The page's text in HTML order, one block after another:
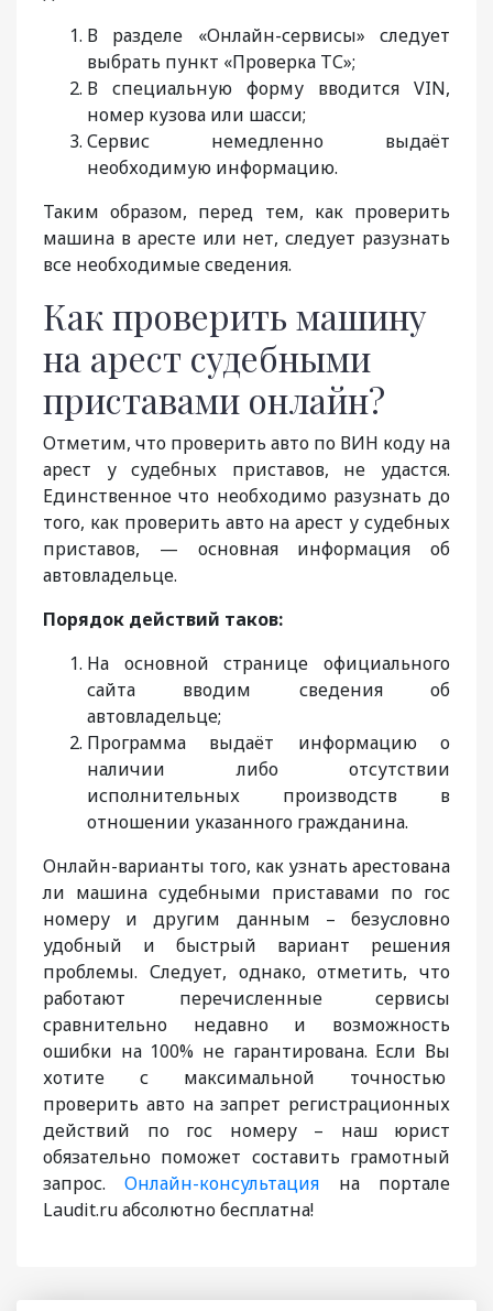
В разделе «Онлайн-сервисы» следует
выбрать пункт «Проверка ТС»;
В специальную форму вводится VIN,
номер кузова или шасси;
Сервис немедленно выдаёт
необходимую информацию.
Таким образом, перед тем, как проверить
машина в аресте или нет, следует разузнать
все необходимые сведения.
Как проверить машину
на арест судебными
приставами онлайн?
Отметим, что проверить авто по ВИН коду на
арест у судебных приставов, не удастся.
Единственное что необходимо разузнать до
того, как проверить авто на арест у судебных
приставов, — основная информация об
автовладельце.
Порядок действий таков:
На основной странице официального
сайта вводим сведения об
автовладельце;
Программа выдаёт информацию о
наличии либо отсутствии
исполнительных производств в
отношении указанного гражданина.
Онлайн-варианты того, как узнать арестована
ли машина судебными приставами по гос
номеру и другим данным – безусловно
удобный и быстрый вариант решения
проблемы. Следует, однако, отметить, что
работают перечисленные сервисы
сравнительно недавно и возможность
ошибки на 100% не гарантирована. Если Вы
хотите с максимальной точностью
проверить авто на запрет регистрационных
действий по гос номеру – наш юрист
обязательно поможет составить грамотный
запрос.Онлайн-консультация на портале
Laudit.ru абсолютно бесплатна!